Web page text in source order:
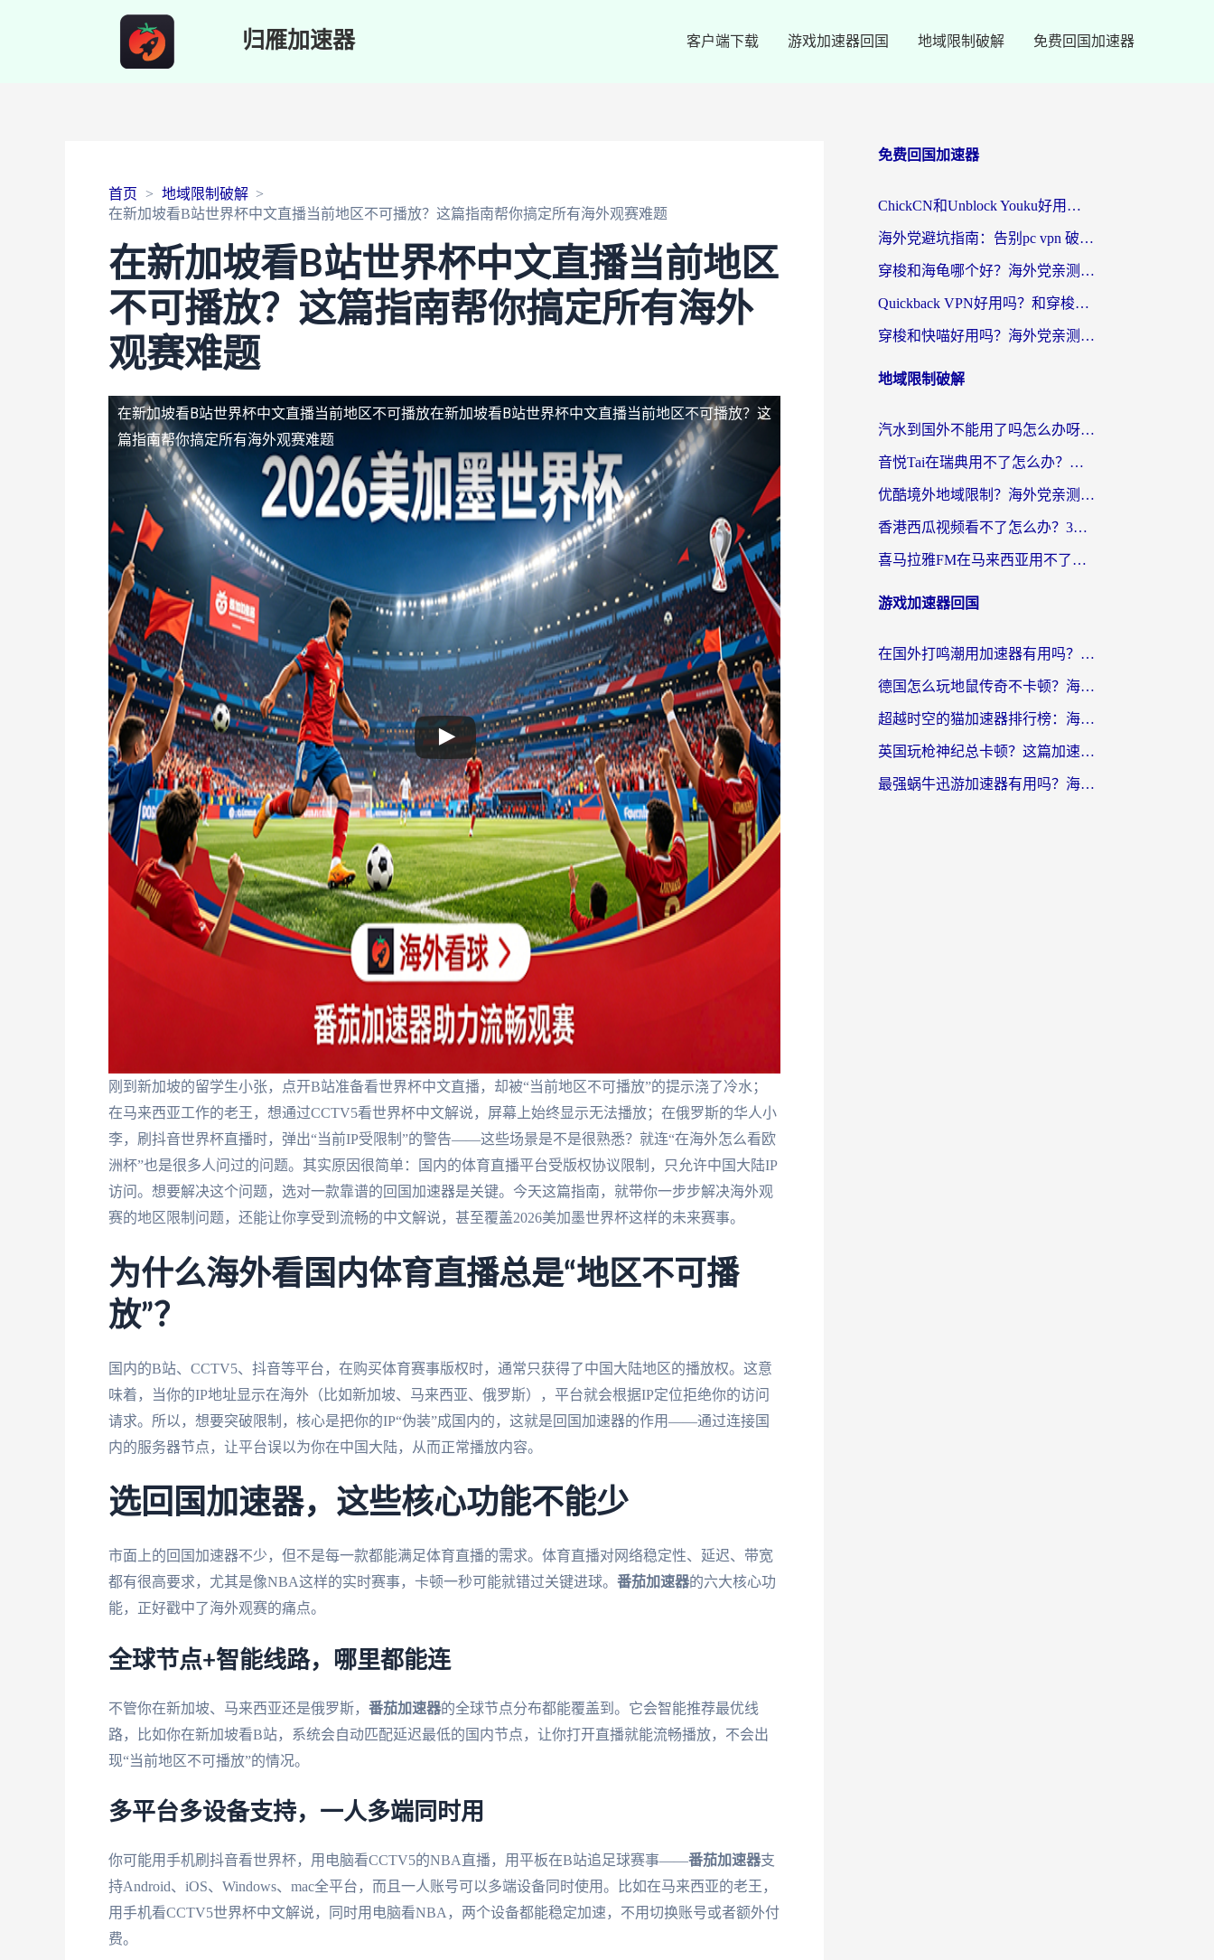
归雁加速器 客户端下载 游戏加速器回国 地域限制破解 免费回国加速器
首页
地域限制破解
在新加坡看B站世界杯中文直播当前地区不可播放？这篇指南帮你搞定所有海外观赛难题
在新加坡看B站世界杯中文直播当前地区
不可播放？这篇指南帮你搞定所有海外
观赛难题
在新加坡看B站世界杯中文直播当前地区不可播放在新加坡看B站世界杯中文直播当前地区不可播放？这
篇指南帮你搞定所有海外观赛难题
刚到新加坡的留学生小张，点开B站准备看世界杯中文直播，却被“当前地区不可播放”的提示浇了冷水；
在马来西亚工作的老王，想通过CCTV5看世界杯中文解说，屏幕上始终显示无法播放；在俄罗斯的华人小
李，刷抖音世界杯直播时，弹出“当前IP受限制”的警告——这些场景是不是很熟悉？就连“在海外怎么看欧
洲杯”也是很多人问过的问题。其实原因很简单：国内的体育直播平台受版权协议限制，只允许中国大陆IP
访问。想要解决这个问题，选对一款靠谱的回国加速器是关键。今天这篇指南，就带你一步步解决海外观
赛的地区限制问题，还能让你享受到流畅的中文解说，甚至覆盖2026美加墨世界杯这样的未来赛事。
为什么海外看国内体育直播总是“地区不可播
放”？
国内的B站、CCTV5、抖音等平台，在购买体育赛事版权时，通常只获得了中国大陆地区的播放权。这意
味着，当你的IP地址显示在海外（比如新加坡、马来西亚、俄罗斯），平台就会根据IP定位拒绝你的访问
请求。所以，想要突破限制，核心是把你的IP“伪装”成国内的，这就是回国加速器的作用——通过连接国
内的服务器节点，让平台误以为你在中国大陆，从而正常播放内容。
选回国加速器，这些核心功能不能少
市面上的回国加速器不少，但不是每一款都能满足体育直播的需求。体育直播对网络稳定性、延迟、带宽
都有很高要求，尤其是像NBA这样的实时赛事，卡顿一秒可能就错过关键进球。 番茄加速器的六大核心功
能，正好戳中了海外观赛的痛点。
全球节点+智能线路，哪里都能连
不管你在新加坡、马来西亚还是俄罗斯， 番茄加速器的全球节点分布都能覆盖到。它会智能推荐最优线
路，比如你在新加坡看B站，系统会自动匹配延迟最低的国内节点，让你打开直播就能流畅播放，不会出
现“当前地区不可播放”的情况。
多平台多设备支持，一人多端同时用
你可能用手机刷抖音看世界杯，用电脑看CCTV5的NBA直播，用平板在B站追足球赛事——番茄加速器支
持Android、iOS、Windows、mac全平台，而且一人账号可以多端设备同时使用。比如在马来西亚的老王，
用手机看CCTV5世界杯中文解说，同时用电脑看NBA，两个设备都能稳定加速，不用切换账号或者额外付
费。
免费回国加速器
ChickCN和Unblock Youku好用吗？海外党亲测3款回国加速器，附iOS免费选择指南
海外党避坑指南：告别pc vpn 破解，选对回国加速器轻松访问国内资源
穿梭和海龟哪个好？海外党亲测回国加速器，附电脑免费VPN推荐
Quickback VPN好用吗？和穿梭VPN对比哪个回国效果更好？海外党必看的真实测评与选择指南
穿梭和快喵好用吗？海外党亲测3款回国加速器，附日本回国VPN避坑指南
地域限制破解
汽水到国外不能用了吗怎么办呀？海外党追剧看片的救星在这里！
音悦Tai在瑞典用不了怎么办？海外华人追剧听歌的实用指南
优酷境外地域限制？海外党亲测：这样看国内剧再也不卡（附3个实用场景解决）
香港西瓜视频看不了怎么办？3步解决海外追剧难题，附靠谱加速器推荐
喜马拉雅FM在马来西亚用不了怎么办？海外华人亲测有效的回国加速指南
游戏加速器回国
在国外打鸣潮用加速器有用吗？安全吗？海外玩家国服游戏加速全指南
德国怎么玩地鼠传奇不卡顿？海外党国服游戏加速全攻略（含战双EVE实用指南）
超越时空的猫加速器排行榜：海外党国服游戏不卡顿的终极选择指南
英国玩枪神纪总卡顿？这篇加速器选择指南帮你告别延迟（附实测推荐）
最强蜗牛迅游加速器有用吗？海外玩家国服游戏加速避坑指南（附德国玩忍者必须死3流星蝴蝶剑解决办法）